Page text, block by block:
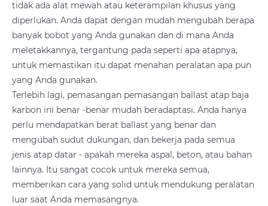
tidak ada alat mewah atau keterampilan khusus yang
diperlukan. Anda dapat dengan mudah mengubah berapa
banyak bobot yang Anda gunakan dan di mana Anda
meletakkannya, tergantung pada seperti apa atapnya,
untuk memastikan itu dapat menahan peralatan apa pun
yang Anda gunakan.
Terlebih lagi, pemasangan pemasangan ballast atap baja
karbon ini benar -benar mudah beradaptasi. Anda hanya
perlu mendapatkan berat ballast yang benar dan
mengubah sudut dukungan, dan bekerja pada semua
jenis atap datar - apakah mereka aspal, beton, atau bahan
lainnya. Itu sangat cocok untuk mereka semua,
memberikan cara yang solid untuk mendukung peralatan
luar saat Anda memasangnya.